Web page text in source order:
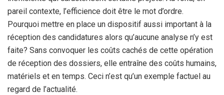
pareil contexte, l’efficience doit être le mot d’ordre.
Pourquoi mettre en place un dispositif aussi important à la
réception des candidatures alors qu’aucune analyse n’y est
faite? Sans convoquer les coûts cachés de cette opération
de réception des dossiers, elle entraîne des coûts humains,
matériels et en temps. Ceci n’est qu’un exemple factuel au
regard de l’actualité.